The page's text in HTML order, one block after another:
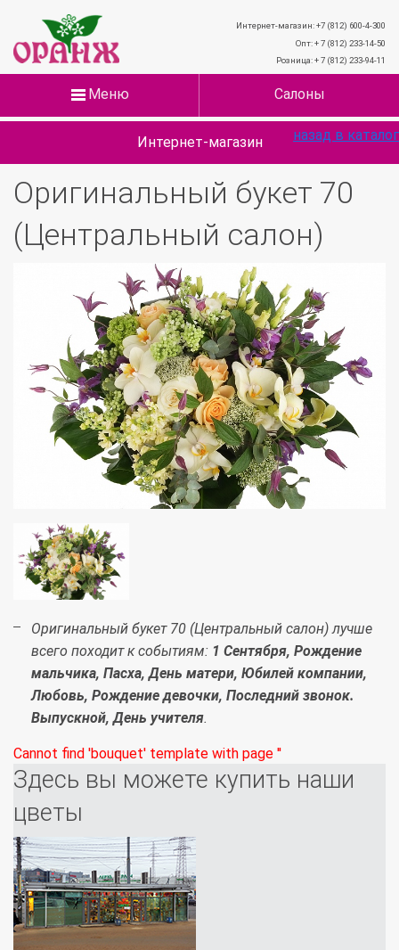
Интернет-магазин: +7 (812) 600-4-300
Опт: + 7 (812) 233-14-50
Розница: + 7 (812) 233-94-11
Меню Салоны
Интернет-магазин
Оригинальный букет 70
(Центральный салон)
назад в каталог
Оригинальный букет 70 (Центральный салон) лучше
всего походит к событиям: 1 Сентября, Рождение
мальчика, Пасха, День матери, Юбилей компании,
Любовь, Рождение девочки, Последний звонок.
Выпускной, День учителя.
Cannot find 'bouquet' template with page ''
Здесь вы можете купить наши
цветы